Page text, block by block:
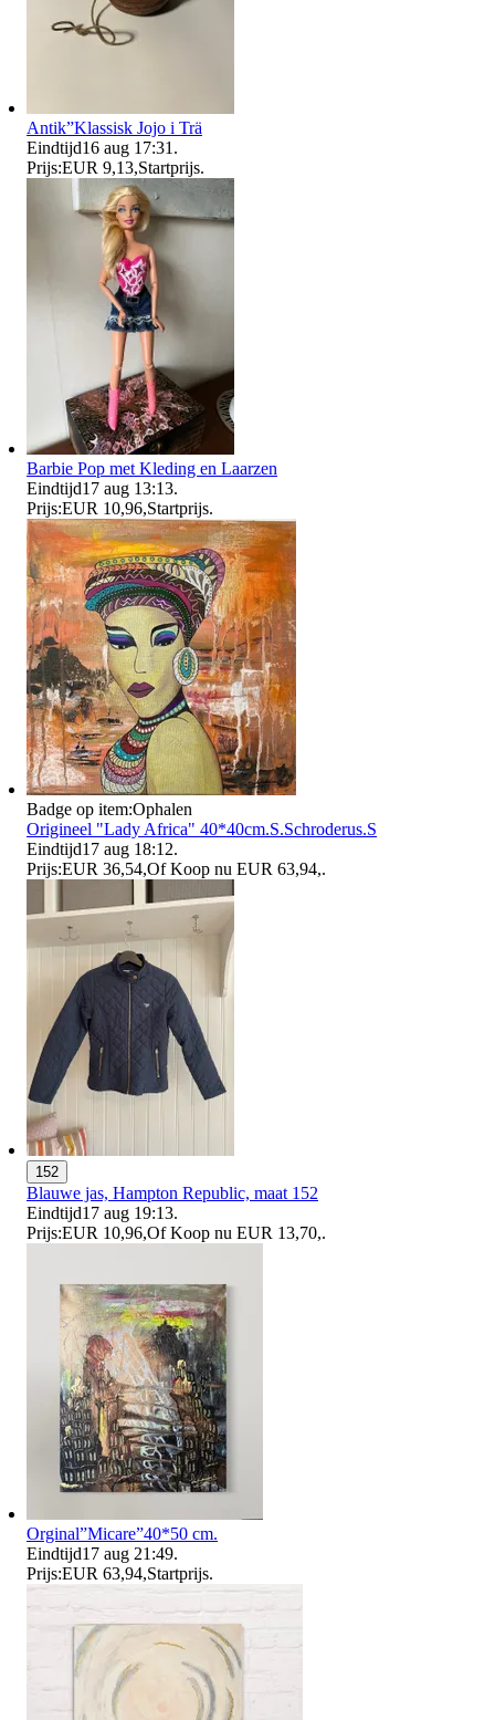
Antik”Klassisk Jojo i Trä
Eindtijd16 aug 17:31 .
Prijs:EUR 9,13,Startprijs.
Barbie Pop met Kleding en Laarzen
Eindtijd17 aug 13:13.
Prijs:EUR 10,96,Startprijs.
Badge op item:Ophalen
Origineel "Lady Africa" ​​​​40*40cm.S.Schroderus.S
Eindtijd17 aug 18:12.
Prijs:EUR 36,54,Of Koop nu EUR 63,94,.
152
Blauwe jas, Hampton Republic, maat 152
Eindtijd17 aug 19:13.
Prijs:EUR 10,96,Of Koop nu EUR 13,70,.
Orginal”Micare”40*50 cm.
Eindtijd17 aug 21:49.
Prijs:EUR 63,94,Startprijs.